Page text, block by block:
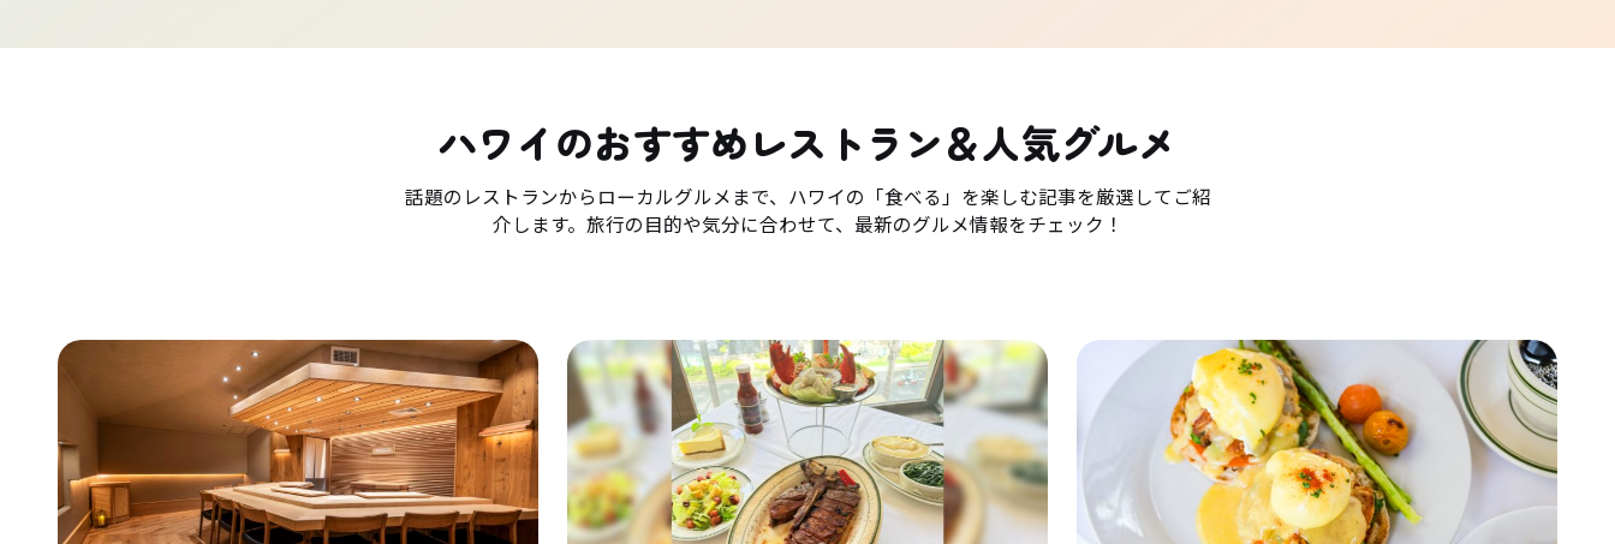
ハワイのおすすめレストラン＆人気グルメ
話題のレストランからローカルグルメまで、ハワイの「食べる」を楽しむ記事を厳選してご紹
介します。旅行の目的や気分に合わせて、最新のグルメ情報をチェック！